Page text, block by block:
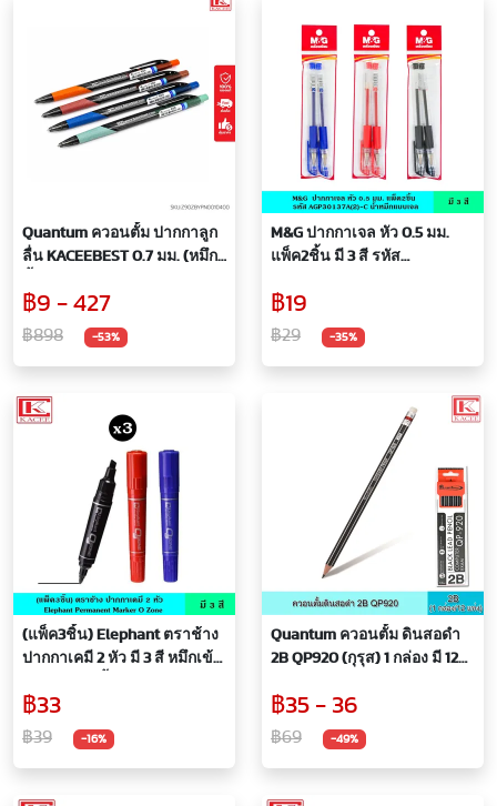
Quantum ควอนตั้ม ปากกาลูก
ลื่น KACEEBEST 0.7 มม. (หมึก
เปลี่ยนแพ็คเกจ)
฿9 - 427
฿898 -53%
M&G ปากกาเจล หัว 0.5 มม.
แพ็ค2ชิ้น มี 3 สี รหัส
คุณภาพเยี่ยม น้ำหมึกแบบเจล
เอ็มเขียนลื่น เขียนได้ยาว เส้น
คมชัด ไม่ขาดตอน แอนด์จี
฿19
฿29 -35%
(แพ็ค3ชิ้น) Elephant ตราช้าง
ปากกาเคมี 2 หัว มี 3 สี หมึกเข้ม
กลมในด้ามเดียว ปากกา มาร์ก
เกอร์ ลบไม่ได้ ติดทน
Permanent Marker O Zone
฿33
฿39 -16%
Quantum ควอนตั้ม ดินสอดำ
2B QP920 (กุรุส) 1 กล่อง มี 12
ดินสอ ดินสอไม้ ดินสอสองบี ไส้
ทนทาน ไม่หักง่าย
฿35 - 36
฿69 -49%